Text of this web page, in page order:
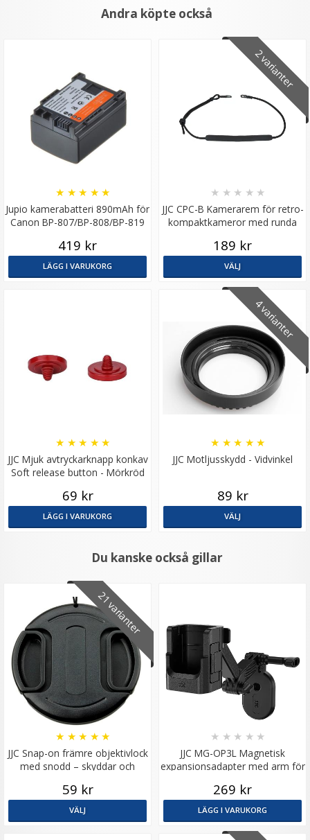
Andra köpte också
Jupio kamerabatteri 890mAh för
Canon BP-807/BP-808/BP-819
★ ★ ★ ★ ★
419 kr
LÄGG I VARUKORG
2 varianter
JJC CPC-B Kamerarem för retro-
kompaktkameror med runda
★ ★ ★ ★ ★
189 kr
VÄLJ
JJC Mjuk avtryckarknapp konkav
Soft release button - Mörkröd
★ ★ ★ ★ ★
69 kr
LÄGG I VARUKORG
4 varianter
JJC Motljusskydd - Vidvinkel
★ ★ ★ ★ ★
89 kr
VÄLJ
Du kanske också gillar
21 varianter
JJC Snap-on främre objektivlock
med snodd – skyddar och
★ ★ ★ ★ ★
59 kr
VÄLJ
JJC MG-OP3L Magnetisk
expansionsadapter med arm för
★ ★ ★ ★ ★
269 kr
LÄGG I VARUKORG